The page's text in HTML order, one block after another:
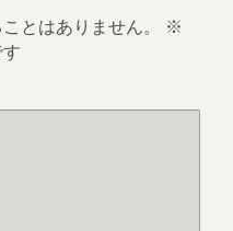
とはありません。
※